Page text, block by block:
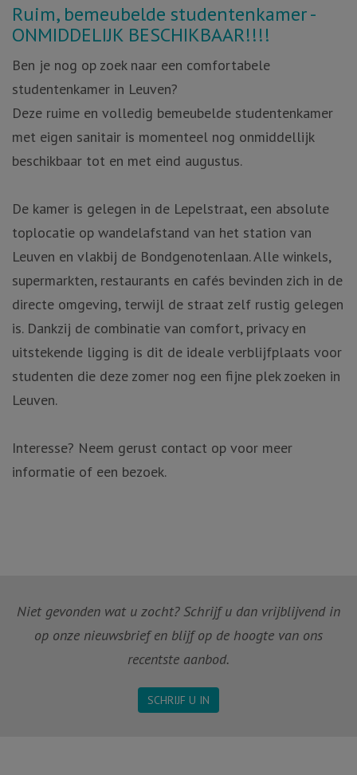
Omschrijving
Ruim, bemeubelde studentenkamer -
ONMIDDELIJK BESCHIKBAAR!!!!
Ben je nog op zoek naar een comfortabele
studentenkamer in Leuven?
Deze ruime en volledig bemeubelde studentenkamer
met eigen sanitair is momenteel nog onmiddellijk
beschikbaar tot en met eind augustus.
De kamer is gelegen in de Lepelstraat, een absolute
toplocatie op wandelafstand van het station van
Leuven en vlakbij de Bondgenotenlaan. Alle winkels,
supermarkten, restaurants en cafés bevinden zich in de
directe omgeving, terwijl de straat zelf rustig gelegen
is. Dankzij de combinatie van comfort, privacy en
uitstekende ligging is dit de ideale verblijfplaats voor
studenten die deze zomer nog een fijne plek zoeken in
Leuven.
Interesse? Neem gerust contact op voor meer
informatie of een bezoek.
Niet gevonden wat u zocht? Schrijf u dan vrijblijvend in
op onze nieuwsbrief en blijf op de hoogte van ons
recentste aanbod.
SCHRIJF U IN